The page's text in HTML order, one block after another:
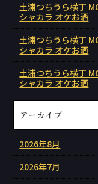
土浦つちうら横丁
シャカラ オケお酒
土浦つちうら横丁
シャカラ オケお酒
土浦つちうら横丁
シャカラ オケお酒
アーカイブ
2026年8月
2026年7月